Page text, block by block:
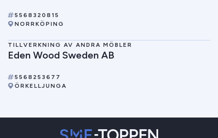
5568320815
NORRKÖPING
TILLVERKNING AV ANDRA MÖBLER
Eden Wood Sweden AB
5568253677
ÖRKELLJUNGA